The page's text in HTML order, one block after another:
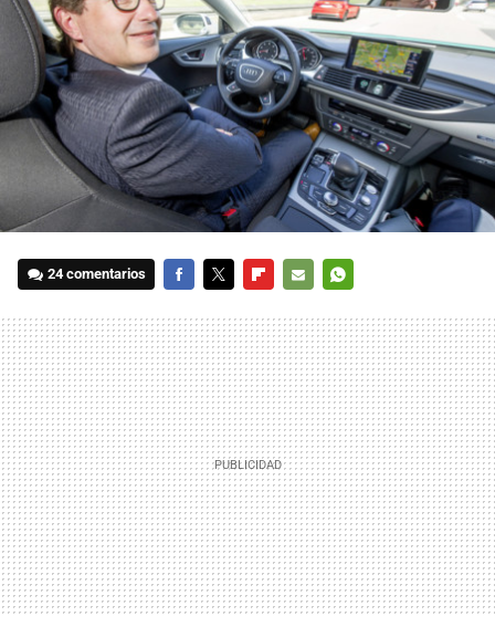
24 comentarios
MAIL